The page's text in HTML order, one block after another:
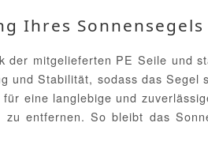
Ihres
mitgelieferten PE Seile und
Stabilität, sodass das
eine langlebige und
entfernen. So bleibt das